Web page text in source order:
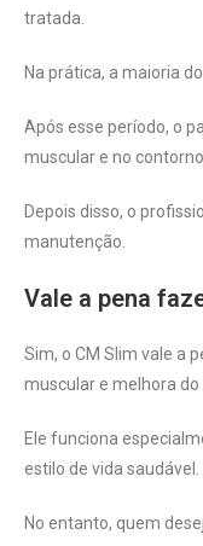
tratada.
Na prática, a maioria
Após esse período, o
muscular e no
Depois disso, o
manutenção.
Vale a pena
Sim, o CM Slim vale a
muscular e melhora
Ele funciona
estilo de vida saudável.
No entanto, quem